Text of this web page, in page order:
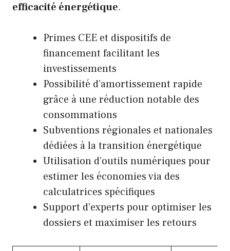
efficacité énergétique.
Primes CEE et dispositifs de
financement facilitant les
investissements
Possibilité d’amortissement rapide
grâce à une réduction notable des
consommations
Subventions régionales et nationales
dédiées à la transition énergétique
Utilisation d’outils numériques pour
estimer les économies via des
calculatrices spécifiques
Support d’experts pour optimiser les
dossiers et maximiser les retours